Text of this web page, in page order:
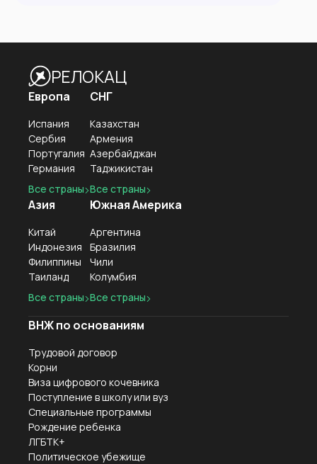
РЕЛОКАЦ
Европа
Испания
Сербия
Португалия
Германия
Все страны
Азия
Китай
Индонезия
Филиппины
Таиланд
Все страны
СНГ
Казахстан
Армения
Азербайджан
Таджикистан
Все страны
Южная Америка
Аргентина
Бразилия
Чили
Колумбия
Все страны
ВНЖ по основаниям
Трудовой договор
Корни
Виза цифрового кочевника
Поступление в школу или вуз
Специальные программы
Рождение ребенка
ЛГБТК+
Политическое убежище